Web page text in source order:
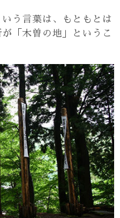
う言葉は、もともとは
「木曽の地」というこ